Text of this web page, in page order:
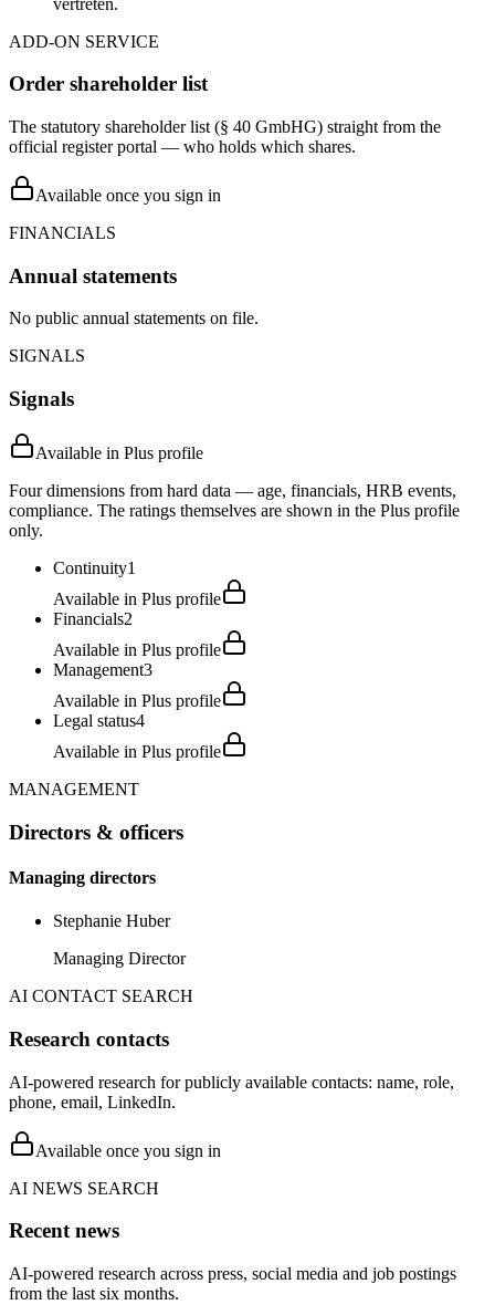
ADD-ON SERVICE
Order shareholder list
The statutory shareholder list (§ 40 GmbHG) straight from the
official register portal — who holds which shares.
Available once you sign in
FINANCIALS
Annual statements
No public annual statements on file.
SIGNALS
Signals
Available in Plus profile
Four dimensions from hard data — age, financials, HRB events,
compliance. The ratings themselves are shown in the Plus profile
only.
Continuity1
Available in Plus profile
Financials2
Available in Plus profile
Management3
Available in Plus profile
Legal status4
Available in Plus profile
MANAGEMENT
Directors & officers
Managing directors
Stephanie Huber
Managing Director
AI CONTACT SEARCH
Research contacts
AI-powered research for publicly available contacts: name, role,
phone, email, LinkedIn.
Available once you sign in
AI NEWS SEARCH
Recent news
AI-powered research across press, social media and job postings
from the last six months.